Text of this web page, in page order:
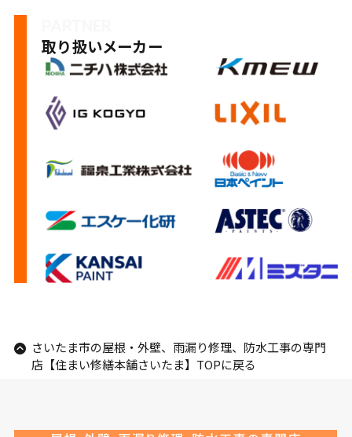
取り扱いメーカー
さいたま市の屋根・外壁、雨漏り修理、防水工事の専門
店【住まい修繕本舗さいたま】TOPに戻る